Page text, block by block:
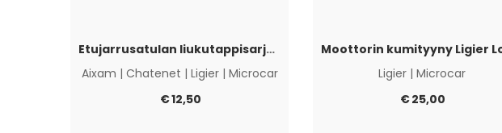
Etujarrusatulan liukutappisarja Aixam, Ligier, Microcar & Chatenet
Aixam | Chatenet | Ligier| Microcar
€12,50
Ligier | Microcar
€25,00